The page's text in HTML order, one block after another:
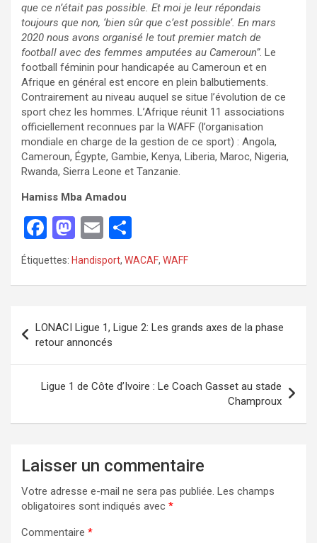
que ce n’était pas possible. Et moi je leur répondais
toujours que non, ‘bien sûr que c’est possible’. En mars
2020 nous avons organisé le tout premier match de
football avec des femmes amputées au Cameroun”. Le
football féminin pour handicapée au Cameroun et en
Afrique en général est encore en plein balbutiements.
Contrairement au niveau auquel se situe l’évolution de ce
sport chez les hommes. L’Afrique réunit 11 associations
officiellement reconnues par la WAFF (l’organisation
mondiale en charge de la gestion de ce sport) : Angola,
Cameroun, Égypte, Gambie, Kenya, Liberia, Maroc, Nigeria,
Rwanda, Sierra Leone et Tanzanie.
Hamiss Mba Amadou
F
a
ce
o
o
k
M
a
st
d
o
n
E
m
ail
ar
ta
er
Étiquettes: Handisport, WACAF, WAFF
LONACI Ligue 1, Ligue 2: Les grands axes de la phase
retour annoncés
Ligue 1 de Côte d’Ivoire : Le Coach Gasset au stade
Champroux
Laisser un commentaire
Votre adresse e-mail ne sera pas publiée. Les champs
obligatoires sont indiqués avec *
Commentaire *